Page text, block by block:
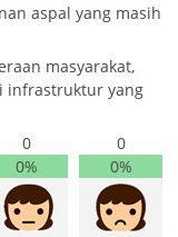
aspal yang masih
masyarakat,
infrastruktur yang
0
0%
0
0%